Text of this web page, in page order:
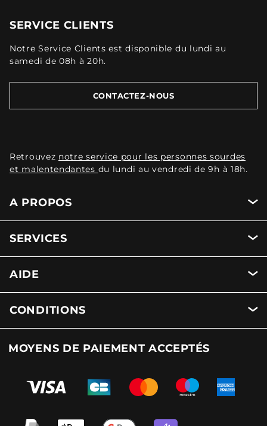
SERVICE CLIENTS
Notre Service Clients est disponible du lundi au
samedi de 08h à 20h.
CONTACTEZ-NOUS
Retrouvez notre service pour les personnes sourdes
et malentendantes du lundi au vendredi de 9h à 18h.
A PROPOS
SERVICES
AIDE
CONDITIONS
MOYENS DE PAIEMENT ACCEPTÉS